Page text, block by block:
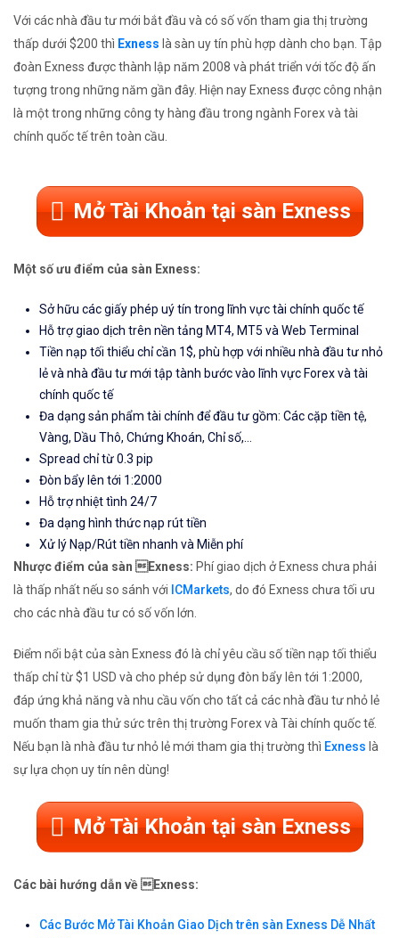
Với các nhà đầu tư mới bắt đầu và có số vốn tham gia thị trường
thấp dưới $200 thì Exness là sàn uy tín phù hợp dành cho bạn. Tập
đoàn Exness được thành lập năm 2008 và phát triển với tốc độ ấn
tượng trong những năm gần đây. Hiện nay Exness được công nhận
là một trong những công ty hàng đầu trong ngành Forex và tài
chính quốc tế trên toàn cầu.
Mở Tài Khoản tại sàn Exness
Một số ưu điểm của sàn Exness:
Sở hữu các giấy phép uý tín trong lĩnh vực tài chính quốc tế
Hỗ trợ giao dịch trên nền tảng MT4, MT5 và Web Terminal
Tiền nạp tối thiểu chỉ cần 1$, phù hợp với nhiều nhà đầu tư nhỏ
lẻ và nhà đầu tư mới tập tành bước vào lĩnh vực Forex và tài
chính quốc tế
Đa dạng sản phẩm tài chính để đầu tư gồm: Các cặp tiền tệ,
Vàng, Dầu Thô, Chứng Khoán, Chỉ số,...
Spread chỉ từ 0.3 pip
Đòn bẩy lên tới 1:2000
Hỗ trợ nhiệt tình 24/7
Đa dạng hình thức nạp rút tiền
Xử lý Nạp/Rút tiền nhanh và Miễn phí
Nhược điểm của sàn Exness: Phí giao dịch ở Exness chưa phải
là thấp nhất nếu so sánh với ICMarkets, do đó Exness chưa tối ưu
cho các nhà đầu tư có số vốn lớn.
Điểm nổi bật của sàn Exness đó là chỉ yêu cầu số tiền nạp tối thiểu
thấp chỉ từ $1 USD và cho phép sử dụng đòn bẩy lên tới 1:2000,
đáp ứng khả năng và nhu cầu vốn cho tất cả các nhà đầu tư nhỏ lẻ
muốn tham gia thử sức trên thị trường Forex và Tài chính quốc tế.
Nếu bạn là nhà đầu tư nhỏ lẻ mới tham gia thị trường thì Exness là
sự lựa chọn uy tín nên dùng!
Mở Tài Khoản tại sàn Exness
Các bài hướng dẫn về Exness:
Các Bước Mở Tài Khoản Giao Dịch trên sàn Exness Dễ Nhất